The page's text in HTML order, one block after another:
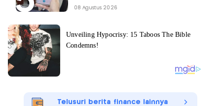
08 Agustus 2026
Telusuri berita finance lainnya